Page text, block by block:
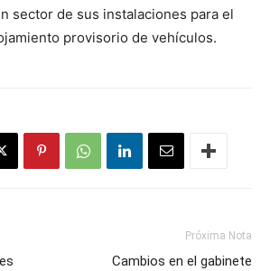
sector de sus instalaciones para el
provisorio de vehículos.
Próxima Nota
Cambios en el gabinete